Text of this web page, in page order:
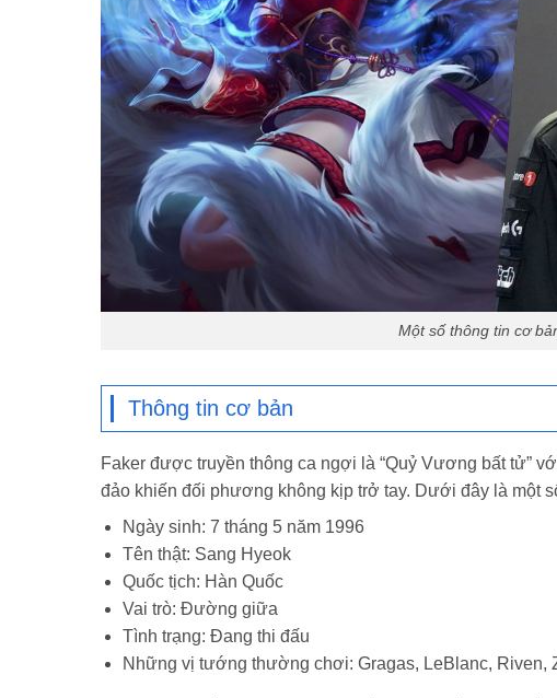
Một số thông tin cơ
Thông tin cơ bản
Faker được truyền thông ca ngợi là “Quỷ Vương bất tử”
đảo khiến đối phương không kịp trở tay. Dưới đây là một
Ngày sinh: 7 tháng 5 năm 1996
Tên thật: Sang Hyeok
Quốc tịch: Hàn Quốc
Vai trò: Đường giữa
Tình trạng: Đang thi đấu
Những vị tướng thường chơi: Gragas, LeBlanc, Riven,